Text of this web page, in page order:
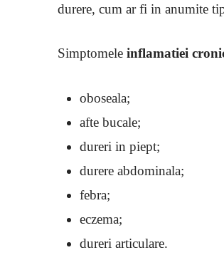
durere, cum ar fi in anumite
Simptomele inflamatiei
oboseala;
afte bucale;
dureri in piept;
durere abdominala;
febra;
eczema;
dureri articulare.